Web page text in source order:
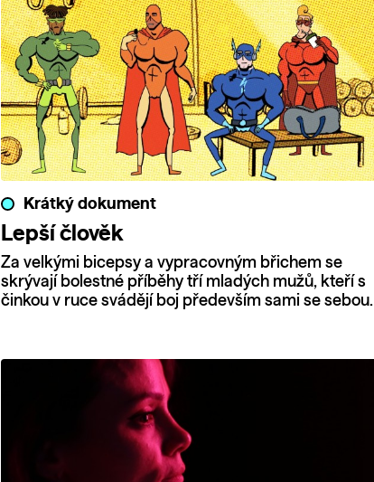
Krátký dokument
Lepší člověk
Za velkými bicepsy a vypracovným břichem se
skrývají bolestné příběhy tří mladých mužů, kteří s
činkou v ruce svádějí boj především sami se sebou.